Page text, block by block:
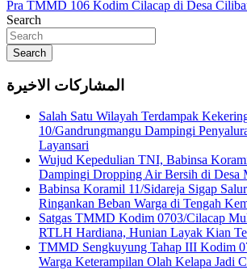
pos
Pra TMMD 106 Kodim Cilacap di Desa
Search
Search
المشاركات الاخيرة
Salah Satu Wilayah Terdampak
10/Gandrungmangu Dampingi
Layansari
Wujud Kepedulian TNI, Babinsa
Dampingi Dropping Air Bersih di Desa
Babinsa Koramil 11/Sidareja Sigap
Ringankan Beban Warga di Tengah
Satgas TMMD Kodim 0703/Cilacap
RTLH Hardiana, Hunian Layak Kian
TMMD Sengkuyung Tahap III Kodim
Warga Keterampilan Olah Kelapa Jadi